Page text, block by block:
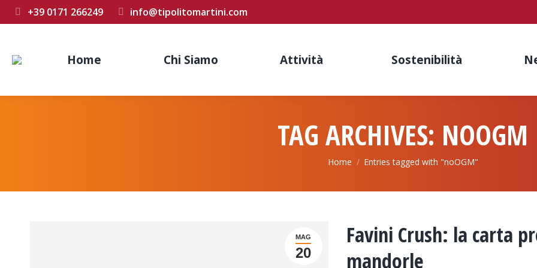
+39 0171 266249 info@tipolitomartini.com
Home Chi Siamo Attività Sostenibilità
TAG ARCHIVES: NOOGM
You are here:
Home Entries tagged with "noOGM"
MAG
20
Favini Crush: la carta
mandorle